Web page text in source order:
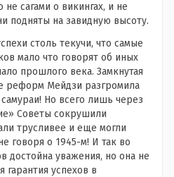
сагами о викингах, и не
подняты на завидную высоту.
столь текучи, что самые
мало что говорят об иных
прошлого века. Замкнутая
реформ Мейдзи разгромила
Но всего лишь через
Советы сокрушили
трусливее и еще могли
говоря о 1945-м! И так во
достойна уважения, но она не
гарантия успехов в